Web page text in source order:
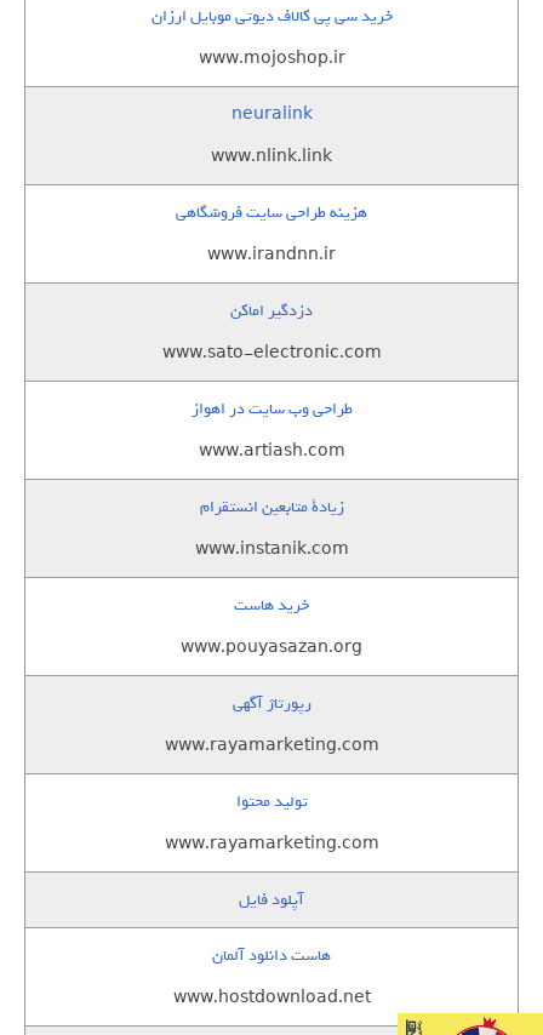
خرید سی پی کالاف دیوتی موبایل ارزان
www.mojoshop.ir
neuralink
www.nlink.link
هزینه طراحی سایت فروشگاهی
www.irandnn.ir
دزدگیر اماکن
www.sato-electronic.com
طراحی وب سایت در اهواز
www.artiash.com
زيادة متابعين انستقرام
www.instanik.com
خرید هاست
www.pouyasazan.org
رپورتاژ آگهی
www.rayamarketing.com
تولید محتوا
www.rayamarketing.com
آپلود فایل
هاست دانلود آلمان
www.hostdownload.net